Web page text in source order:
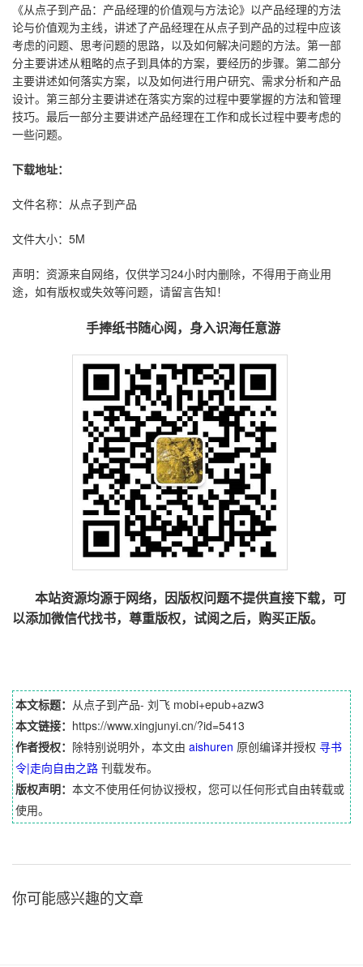
《从点子到产品：产品经理的价值观与方法论》以产品经理的方法
论与价值观为主线，讲述了产品经理在从点子到产品的过程中应该
考虑的问题、思考问题的思路，以及如何解决问题的方法。第一部
分主要讲述从粗略的点子到具体的方案，要经历的步骤。第二部分
主要讲述如何落实方案，以及如何进行用户研究、需求分析和产品
设计。第三部分主要讲述在落实方案的过程中要掌握的方法和管理
技巧。最后一部分主要讲述产品经理在工作和成长过程中要考虑的
一些问题。
下载地址：
文件名称：从点子到产品
文件大小：5M
声明：资源来自网络，仅供学习24小时内删除，不得用于商业用
途，如有版权或失效等问题，请留言告知！
手捧纸书随心阅，身入识海任意游
本站资源均源于网络，因版权问题不提供直接下载，可
以添加微信代找书，尊重版权，试阅之后，购买正版。
本文标题： 从点子到产品- 刘飞 mobi+epub+azw3
本文链接： https://www.xingjunyi.cn/?id=5413
作者授权： 除特别说明外，本文由 aishuren 原创编译并授权 寻书
令|走向自由之路 刊载发布。
版权声明： 本文不使用任何协议授权，您可以任何形式自由转载或
使用。
你可能感兴趣的文章